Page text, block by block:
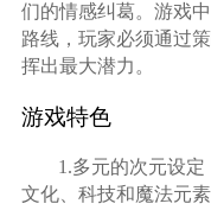
们的情感纠葛。游戏
路线，玩家必须通过
挥出最大潜力。
游戏特色
1.多元的次元设
文化、科技和魔法元